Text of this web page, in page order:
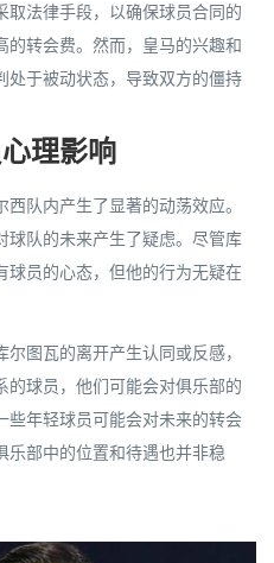
法律手段，以确保球员合同的
转会费。然而，皇马的兴趣和
处于被动状态，导致双方的僵持
理影响
队内产生了显著的动荡效应。
球队的未来产生了疑虑。尽管库
员的心态，但他的行为无疑在
图瓦的离开产生认同或反感，
球员，他们可能会对俱乐部的
些年轻球员可能会对未来的转会
乐部中的位置和待遇也并非稳